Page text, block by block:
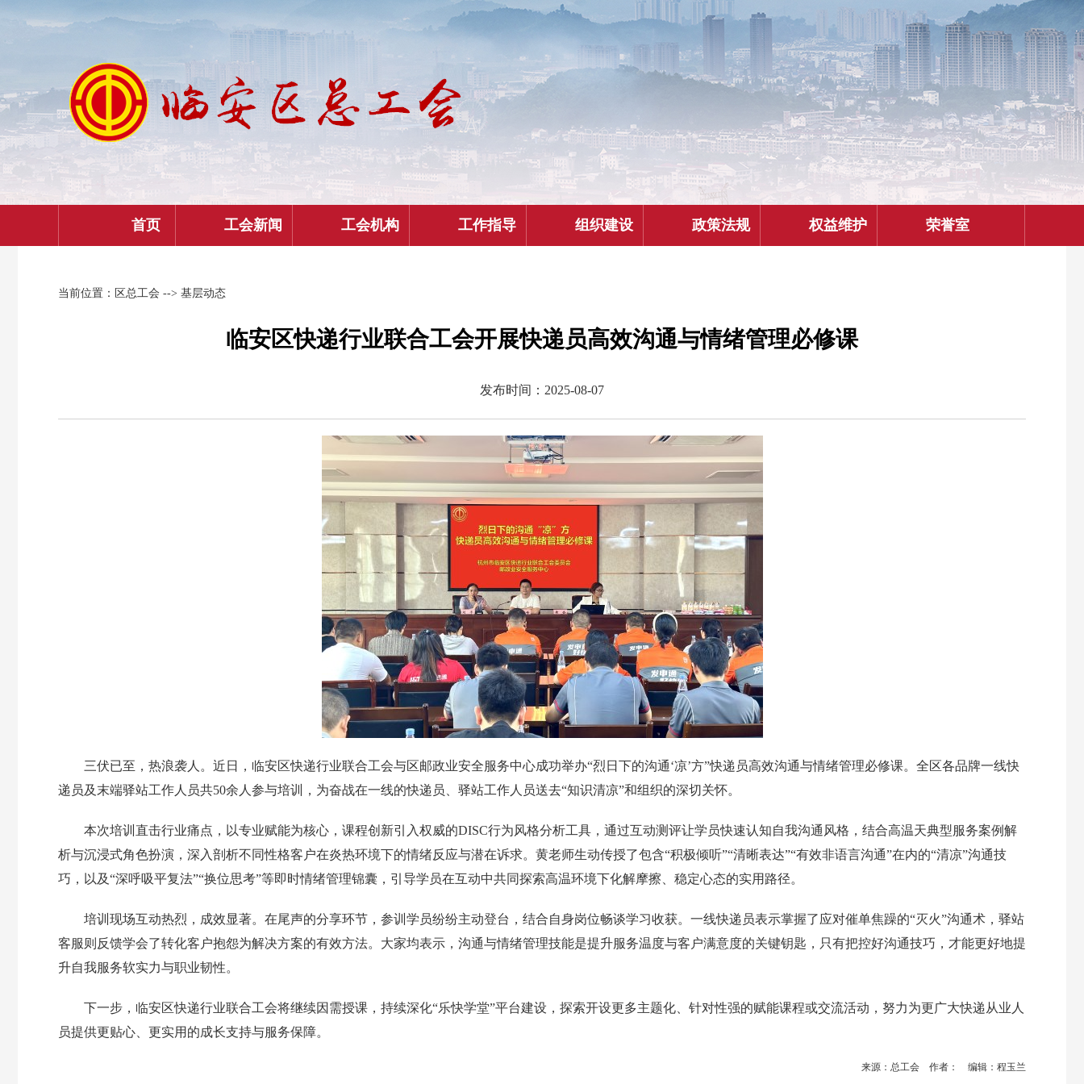
首页 工会新闻 工会机构 工作指导 组织建设 政策法规 权益维护 荣誉室
当前位置： 区总工会 --> 基层动态
临安区快递行业联合工会开展快递员高效沟通与情绪管理必修课
发布时间：2025-08-07
三伏已至，热浪袭人。近日，临安区快递行业联合工会与区邮政业安全服务中心成功举办“烈日下的沟通‘凉’方”快递员高效沟通与情绪管理必修课。全区各品牌一线快
递员及末端驿站工作人员共50余人参与培训，为奋战在一线的快递员、驿站工作人员送去“知识清凉”和组织的深切关怀。
本次培训直击行业痛点，以专业赋能为核心，课程创新引入权威的DISC行为风格分析工具，通过互动测评让学员快速认知自我沟通风格，结合高温天典型服务案例解
析与沉浸式角色扮演，深入剖析不同性格客户在炎热环境下的情绪反应与潜在诉求。黄老师生动传授了包含“积极倾听”“清晰表达”“有效非语言沟通”在内的“清凉”沟通技
巧，以及“深呼吸平复法”“换位思考”等即时情绪管理锦囊，引导学员在互动中共同探索高温环境下化解摩擦、稳定心态的实用路径。
培训现场互动热烈，成效显著。在尾声的分享环节，参训学员纷纷主动登台，结合自身岗位畅谈学习收获。一线快递员表示掌握了应对催单焦躁的“灭火”沟通术，驿站
客服则反馈学会了转化客户抱怨为解决方案的有效方法。大家均表示，沟通与情绪管理技能是提升服务温度与客户满意度的关键钥匙，只有把控好沟通技巧，才能更好地提
升自我服务软实力与职业韧性。
下一步，临安区快递行业联合工会将继续因需授课，持续深化“乐快学堂”平台建设，探索开设更多主题化、针对性强的赋能课程或交流活动，努力为更广大快递从业人
员提供更贴心、更实用的成长支持与服务保障。
来源：总工会 作者： 编辑：程玉兰